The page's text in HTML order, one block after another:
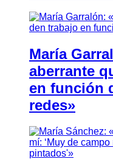
María
aberrante
en función
redes»